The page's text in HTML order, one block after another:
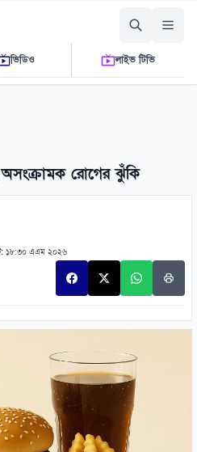
PROTTASHA
ভিডিও লাইভ টিভি
অসংক্রামক রোগের ঝুঁকি
১৮:৩০ এএম ২০২৬